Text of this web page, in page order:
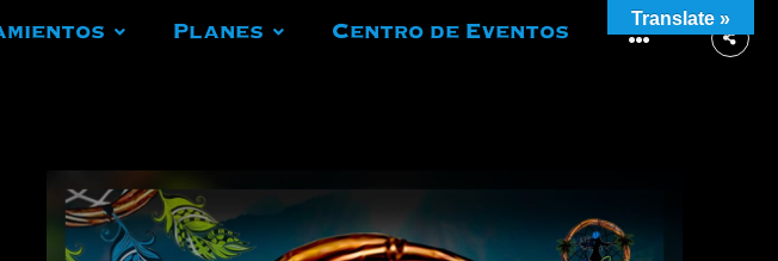
Planes Centro de Eventos More
Translate »